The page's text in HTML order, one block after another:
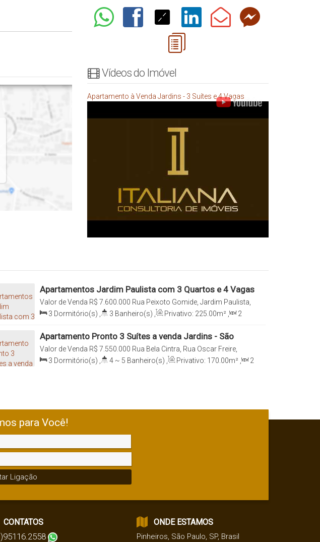
Vídeos do Imóvel
Apartamento à Venda Jardins - 3 Suítes e 4 Vagas
Apartamentos Jardim Paulista com 3 Quartos e 4 Vagas
R$ 7.600.000
Valor de Venda
Rua Peixoto Gomide, Jardim Paulista,
01409-003, Jardins, São Paulo, São Paulo, Brasil
3 Dormitório(s) 3 Banheiro(s) Privativo: 225 .00m²
2
225
.00
Apartamento Pronto 3 Suítes a venda Jardins - São
Paulo - SP
R$ 7.550.000
Valor de Venda
Rua Bela Cintra, Rua Oscar Freire,
01415-006, Jardins, São Paulo, São Paulo , Brasil
3 Dormitório(s) 4 ~ 5 Banheiro(s) Privativo: 170 .00m²
2
para Você!
Ligação
ONDE ESTAMOS
Pinheiros, São Paulo, SP, Brasil